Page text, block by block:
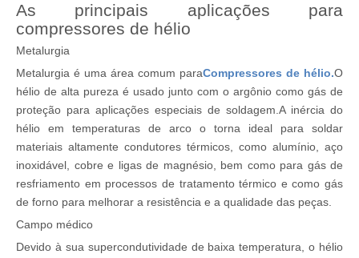
As principais aplicações para
compressores de hélio
Metalurgia
Metalurgia é uma área comum paraCompressores de hélio.O
hélio de alta pureza é usado junto com o argônio como gás de
proteção para aplicações especiais de soldagem.A inércia do
hélio em temperaturas de arco o torna ideal para soldar
materiais altamente condutores térmicos, como alumínio, aço
inoxidável, cobre e ligas de magnésio, bem como para gás de
resfriamento em processos de tratamento térmico e como gás
de forno para melhorar a resistência e a qualidade das peças.
Campo médico
Devido à sua supercondutividade de baixa temperatura, o hélio